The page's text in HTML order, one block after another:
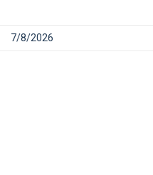
7/8/2026